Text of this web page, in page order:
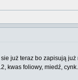
już teraz bo zapisują już
kwas foliowy, miedź,